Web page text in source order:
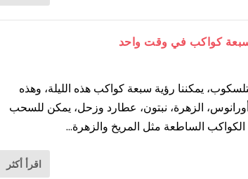
سبعة كواكب في وقت واحد
يمكننا رؤية سبعة كواكب هذه الليلة، وهذه
الزهرة، نبتون، عطارد وزحل، يمكن للسحب
الكواكب الساطعة مثل المريخ والزهرة...
اقرأ أكثر